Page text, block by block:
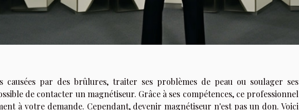
causées par des brûlures, traiter ses problèmes de peau ou soulager ses
de contacter un magnétiseur. Grâce à ses compétences, ce professionnel
à votre demande. Cependant, devenir magnétiseur n'est pas un don. Voici